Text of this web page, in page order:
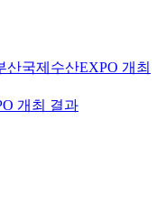
산국제수산EXPO 개최
개최 결과